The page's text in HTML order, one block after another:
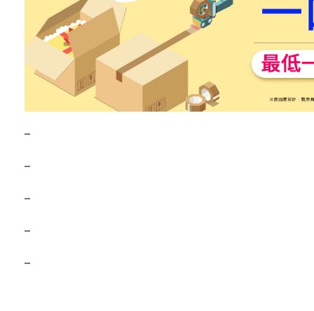
–
–
–
–
–